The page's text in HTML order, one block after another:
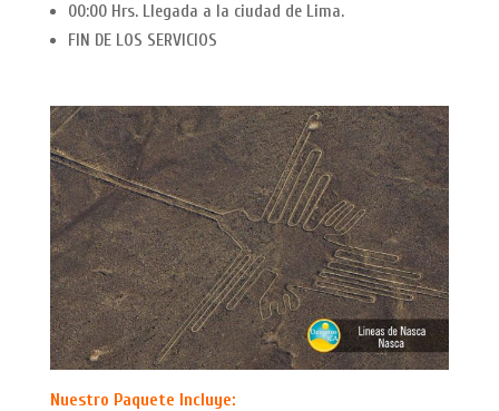
00:00 Hrs. Llegada a la ciudad de Lima.
FIN DE LOS SERVICIOS
Nuestro Paquete Incluye: